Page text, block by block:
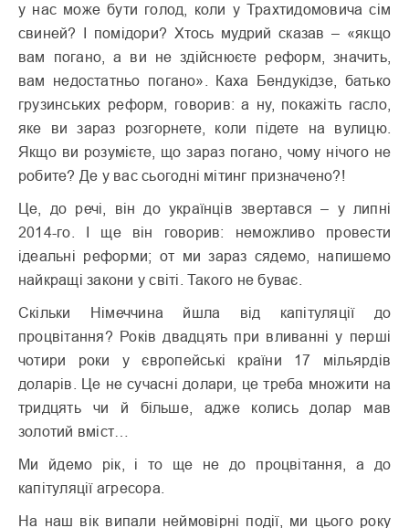
у нас може бути голод, коли у Трахтидомовича сім
свиней? І помідори? Хтось мудрий сказав – «якщо
вам погано, а ви не здійснюєте реформ, значить,
вам недостатньо погано». Каха Бендукідзе, батько
грузинських реформ, говорив: а ну, покажіть гасло,
яке ви зараз розгорнете, коли підете на вулицю.
Якщо ви розумієте, що зараз погано, чому нічого не
робите? Де у вас сьогодні мітинг призначено?!
Це, до речі, він до українців звертався – у липні
2014-го. І ще він говорив: неможливо провести
ідеальні реформи; от ми зараз сядемо, напишемо
найкращі закони у світі. Такого не буває.
Скільки Німеччина йшла від капітуляції до
процвітання? Років двадцять при вливанні у перші
чотири роки у європейські країни 17 мільярдів
доларів. Це не сучасні долари, це треба множити на
тридцять чи й більше, адже колись долар мав
золотий вміст…
Ми йдемо рік, і то ще не до процвітання, а до
капітуляції агресора.
На наш вік випали неймовірні події, ми цього року